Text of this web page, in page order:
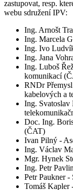
zastupovat, resp.
webu sdružení IPV:
Ing. Arnošt
Ing. Marcela
Ing. Ivo
Ing. Jana
Ing. Luboš
komunikací
RNDr
kabelových a
Ing. Svatoslav
Doc. Ing.
(ČAT)
Ivan Pilný -
Ing. Václav
Mgr. Hynek
Ing. Petr
Petr Paukner
Tomáš Kapler